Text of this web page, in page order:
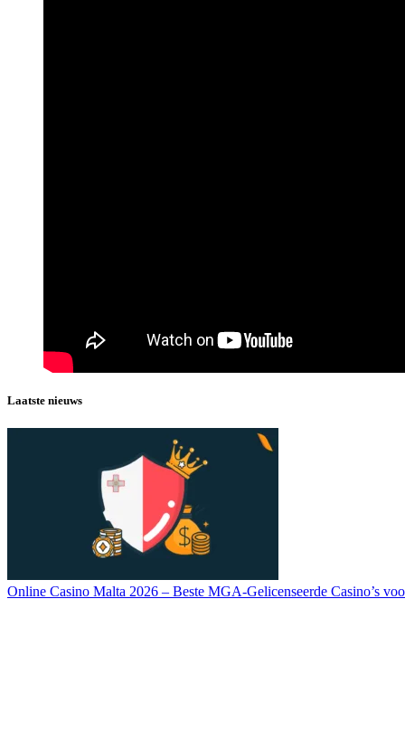
Laatste nieuws
Online Casino Malta 2026 – Beste MGA-Gelicenseerde Casino’s